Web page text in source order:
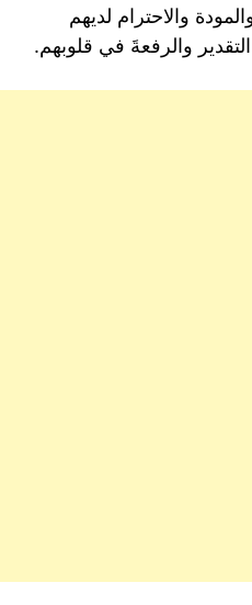
والاحترام لديهم
والرفعةَ في قلوبهم.